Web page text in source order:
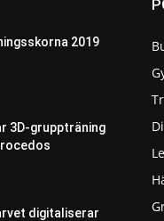
2019
3D-gruppträning
digitaliserar